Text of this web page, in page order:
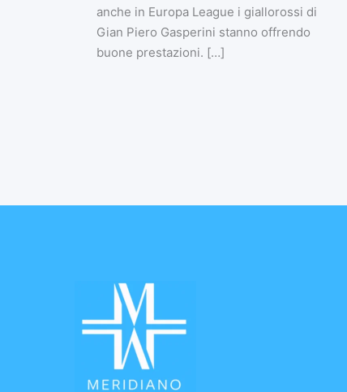
anche in Europa League i giallorossi di
Gian Piero Gasperini stanno offrendo
buone prestazioni. […]